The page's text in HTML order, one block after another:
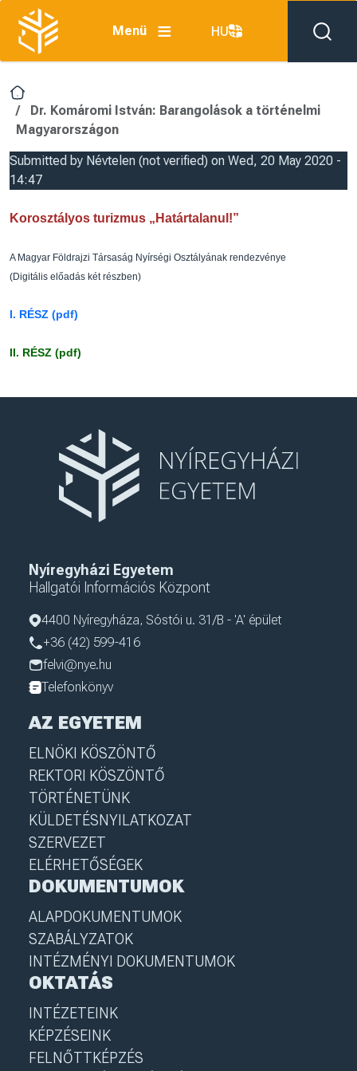
Skip to main content
Menü
HU
Dr. Komáromi István: Barangolások a történelmi
Magyarországon
Submitted by Névtelen (not verified) on Wed, 20 May 2020 -
14:47
Korosztályos turizmus „Határtalanul!”
A Magyar Földrajzi Társaság Nyírségi Osztályának rendezvénye
(Digitális előadás két részben)
I. RÉSZ (pdf)
II. RÉSZ (pdf)
Nyíregyházi Egyetem
Hallgatói Információs Központ
4400 Nyíregyháza, Sóstói u. 31/B - 'A' épület
+36 (42) 599-416
felvi@nye.hu
Telefonkönyv
AZ EGYETEM
ELNÖKI KÖSZÖNTŐ
REKTORI KÖSZÖNTŐ
TÖRTÉNETÜNK
KÜLDETÉSNYILATKOZAT
SZERVEZET
ELÉRHETŐSÉGEK
DOKUMENTUMOK
ALAPDOKUMENTUMOK
SZABÁLYZATOK
INTÉZMÉNYI DOKUMENTUMOK
OKTATÁS
INTÉZETEINK
KÉPZÉSEINK
FELNŐTTKÉPZÉS